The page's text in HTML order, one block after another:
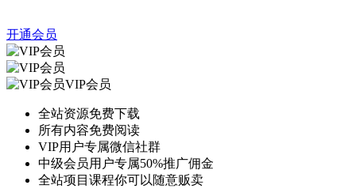
开通会员
VIP会员
全站资源免费下载
所有内容免费阅读
VIP用户专属微信社群
中级会员用户专属50%推广佣金
全站项目课程你可以随意贩卖